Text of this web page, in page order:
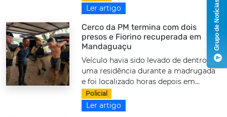
Ler artigo
Cerco da PM termina com dois
presos e Fiorino recuperada em
Mandaguaçu
Veículo havia sido levado de dentro de
uma residência durante a madrugada
e foi localizado horas depois em...
Policial
Ler artigo
Grupo de Notícias